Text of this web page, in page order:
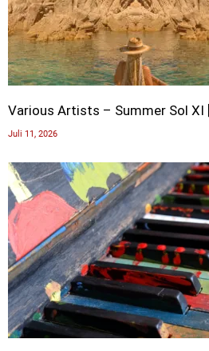
Various Artists – Summer Sol XI
Juli 11, 2026